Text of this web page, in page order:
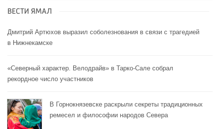
ВЕСТИ ЯМАЛ
Дмитрий Артюхов выразил соболезнования в связи с трагедией
в Нижнекамске
«Северный характер. Велодрайв» в Тарко-Сале собрал
рекордное число участников
В Горнокнязевске раскрыли секреты традиционных
ремесел и философии народов Севера